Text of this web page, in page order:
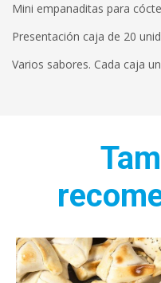
Mini empanaditas para
Presentación caja de 20
Varios sabores. Cada caja